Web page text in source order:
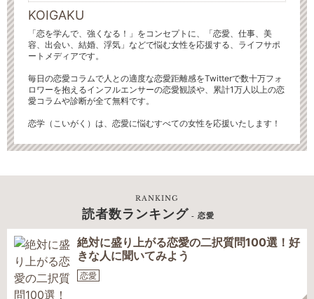
KOIGAKU
「恋を学んで、強くなる！」をコンセプトに、「恋愛、仕事、美
容、出会い、結婚、浮気」などで悩む女性を応援する、ライフサポ
ートメディアです。
毎日の恋愛コラムで人との適度な恋愛距離感をTwitterで数十万フォ
ロワーを抱えるインフルエンサーの恋愛観談や、累計1万人以上の恋
愛コラムや診断が全て無料です。
恋学（こいがく）は、恋愛に悩むすべての女性を応援いたします！
RANKING
読者数ランキング - 恋愛
絶対に盛り上がる恋愛の二択質問100選！好
きな人に聞いてみよう
恋愛